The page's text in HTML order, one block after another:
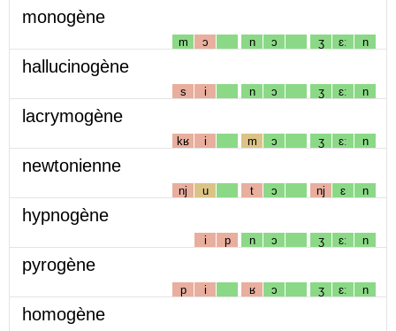
monogène
m ɔ n ɔ ʒ ɛː n
hallucinogène
s i n ɔ ʒ ɛː n
lacrymogène
kʁ i m ɔ ʒ ɛː n
newtonienne
nj u t ɔ nj ɛ n
hypnogène
i p n ɔ ʒ ɛː n
pyrogène
p i ʁ ɔ ʒ ɛː n
homogène